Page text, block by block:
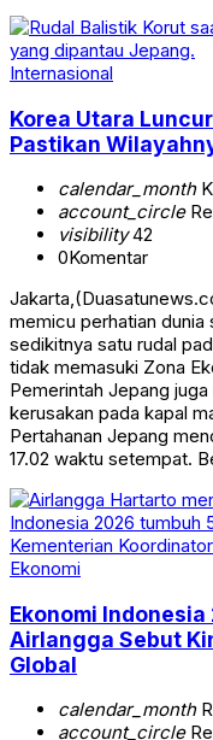
Internasional
Korea Utara
Pastikan
calendar_month
account_circle
visibility42
0Komentar
memicu perhatian dunia
sedikitnya satu rudal
tidak memasuki Zona
Pemerintah Jepang
kerusakan pada kapal
Pertahanan Jepang
17.02 waktu setempat.
Ekonomi
Ekonomi Indonesia
Airlangga Sebut
Global
calendar_month
account_circle